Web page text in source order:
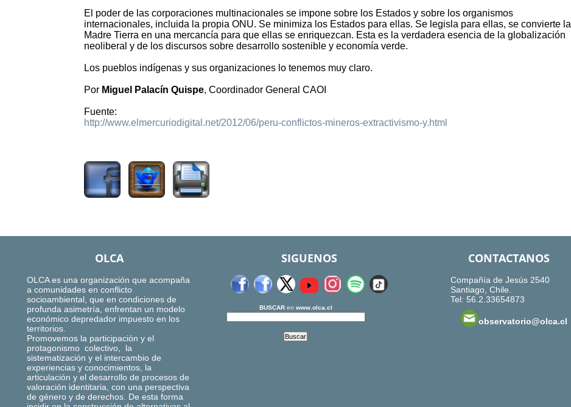
El poder de las corporaciones multinacionales se impone sobre los Estados y sobre los organismos
internacionales, incluida la propia ONU. Se minimiza los Estados para ellas. Se legisla para ellas, se convierte la
Madre Tierra en una mercancía para que ellas se enriquezcan. Esta es la verdadera esencia de la globalización
neoliberal y de los discursos sobre desarrollo sostenible y economía verde.
Los pueblos indígenas y sus organizaciones lo tenemos muy claro.
Por Miguel Palacín Quispe, Coordinador General CAOI
Fuente:
http://www.elmercuriodigital.net/2012/06/peru-conflictos-mineros-extractivismo-y.html
OLCA
OLCA es una organización que acompaña
a comunidades en conflicto
socioambiental, que en condiciones de
profunda asimetría, enfrentan un modelo
económico depredador impuesto en los
territorios.
Promovemos la participación y el
protagonismo colectivo, la
sistematización y el intercambio de
experiencias y conocimientos, la
articulación y el desarrollo de procesos de
valoración identitaria, con una perspectiva
de género y de derechos. De esta forma
SIGUENOS
BUSCARen www.olca.cl
CONTACTANOS
Compañía de Jesús 2540
Santiago, Chile.
Tel: 56.2.33654873
observatorio@olca.cl